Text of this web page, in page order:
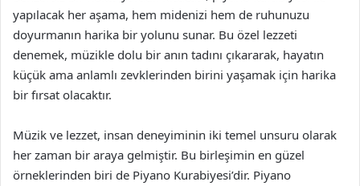
yapılacak her aşama, hem midenizi hem de ruhunuzu
doyurmanın harika bir yolunu sunar. Bu özel lezzeti
denemek, müzikle dolu bir anın tadını çıkararak, hayatın
küçük ama anlamlı zevklerinden birini yaşamak için harika
bir fırsat olacaktır.
Müzik ve lezzet, insan deneyiminin iki temel unsuru olarak
her zaman bir araya gelmiştir. Bu birleşimin en güzel
örneklerinden biri de Piyano Kurabiyesi’dir. Piyano